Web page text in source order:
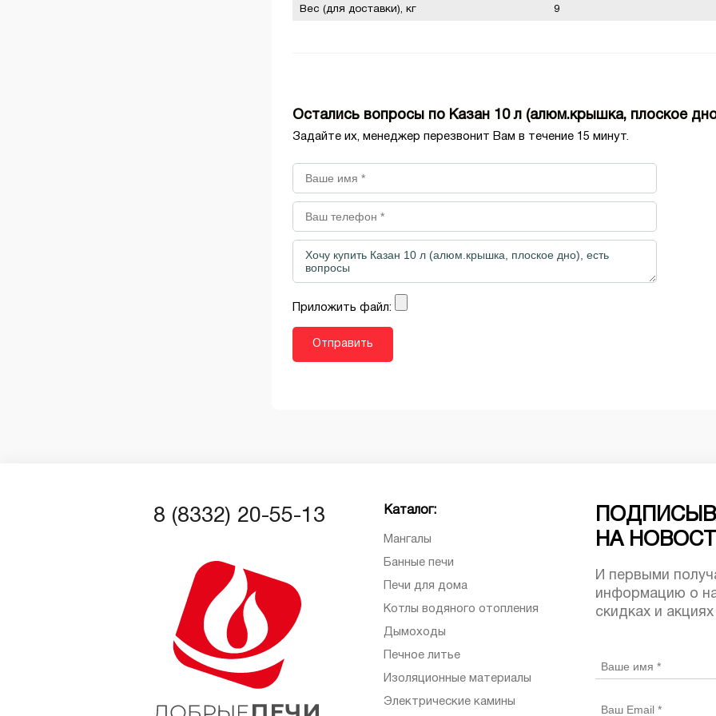
Вес (для доставки), кг 9
Остались вопросы по Казан 10 л (алюм.крышка, плоское
Задайте их, менеджер перезвонит Вам в течение 15 минут.
Приложить файл:
8 (8332) 20-55-13 Каталог:
Мангалы
Банные печи
Печи для дома
Котлы водяного отопления
Дымоходы
Печное литье
Изоляционные материалы
Электрические камины
НА
И первыми
информацию о
скидках и акциях